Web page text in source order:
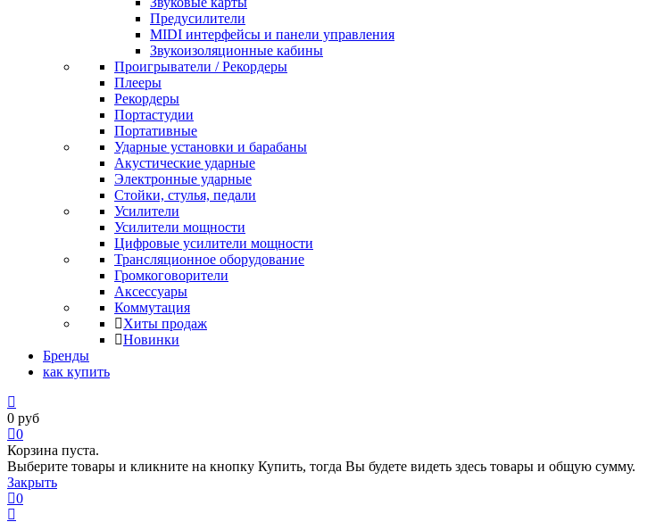
Предусилители
MIDI интерфейсы и панели управления
Звукоизоляционные кабины
Проигрыватели / Рекордеры
Плееры
Рекордеры
Портастудии
Портативные
Ударные установки и барабаны
Акустические ударные
Электронные ударные
Стойки, стулья, педали
Усилители
Усилители мощности
Цифровые усилители мощности
Трансляционное оборудование
Громкоговорители
Аксессуары
Коммутация
Хиты продаж
Новинки
Бренды
как купить
0 руб
0
Корзина пуста.
Выберите товары и кликните на кнопку Купить, тогда Вы будете видеть здесь товары и общую сумму.
Закрыть
0